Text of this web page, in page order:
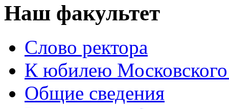
Наш факультет
Слово ректора
К юбилею Московского
Общие сведения